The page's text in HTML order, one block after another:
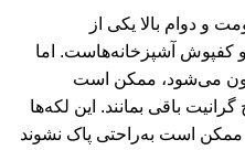
و دوام بالا یکی از
و کفپوش آشپزخانه‌هاست. اما
می‌شود، ممکن است
باقی بمانند. این لکه‌ها
است به‌راحتی پاک نشوند